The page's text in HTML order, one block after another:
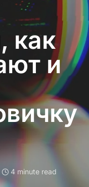
как
и
4 minute read